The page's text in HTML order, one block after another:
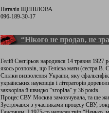
Наталія ЩЕПІЛОВА
096-189-30-17
“Нікого не продав, не
Гелій Снєгірьов народився 14 травня
якось розповів, що Гелієва мати (сестра В.
Спілки визволення України, яку
українських науковців і літераторів
захворіла й швидко “згоріла” у 36 років.
Процес СВУ Москва замовчувала, та ще
Зустрічався з учасниками процесу СВУ,